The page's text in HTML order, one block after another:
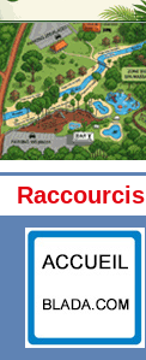
Raccourcis